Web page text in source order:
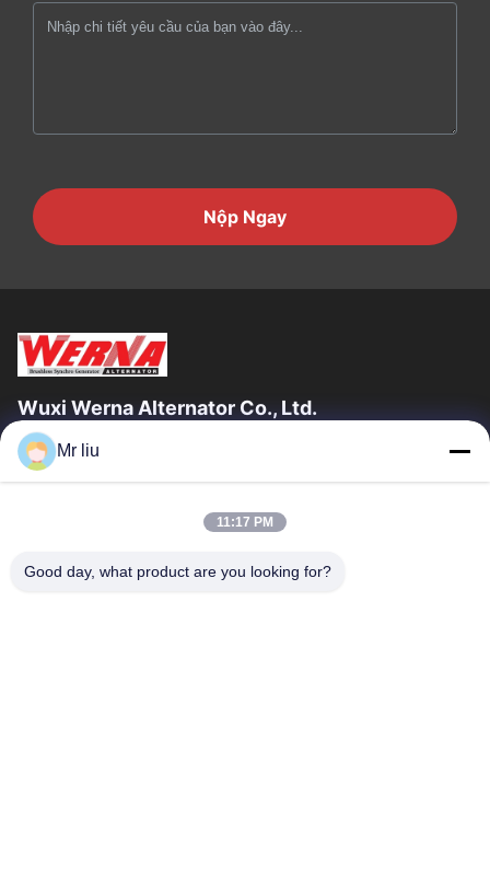
Nộp Ngay
Wuxi Werna Alternator Co., Ltd.
Liên Kết Nhanh
Về Chúng Tôi
Chuyến Tham Quan Nhà Máy
Kiểm Soát Chất Lượng
Mr liu
11:17 PM
Good day, what product are you looking for?